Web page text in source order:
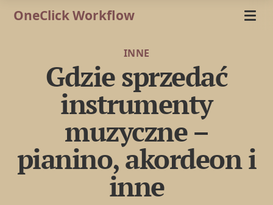
OneClick Workflow
INNE
Gdzie sprzedać
instrumenty
muzyczne –
pianino, akordeon i
inne